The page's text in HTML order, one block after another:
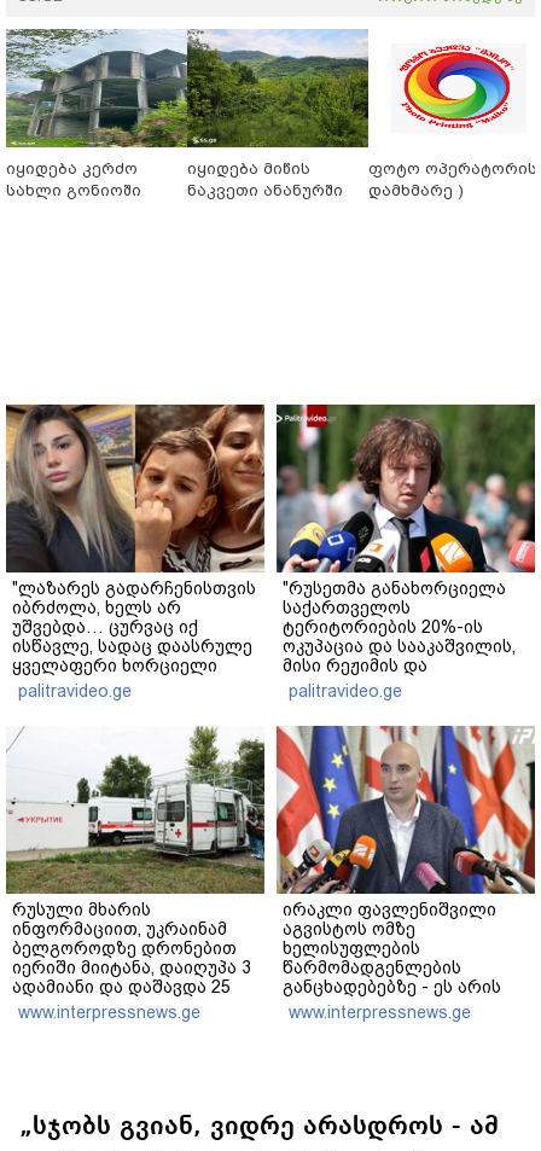
იყიდება კერძო
სახლი გონიოში
იყიდება მიწის
ნაკვეთი ანანურში
ფოტო ოპერატორის
დამხმარე )
"ლაზარეს გადარჩენისთვის
იბრძოლა, ხელს არ
უშვებდა… ცურვაც იქ
ისწავლე, სადაც დაასრულე
ყველაფერი ხორციელი
ცხოვრებიდან" – რას წერს
ხობში დაღუპული დედა-
შვილის ახლობელი?
palitravideo.ge
"რუსეთმა განახორციელა
საქართველოს
ტერიტორიების 20%-ის
ოკუპაცია და სააკაშვილის,
მისი რეჟიმის და
"ნაცმოძრაობის" ღალატი
ვერანაირად ვერ
გადაფარავს ამ
დანაშაულს" - ირაკლი
კობახიძე
palitravideo.ge
რუსული მხარის
ინფორმაციით, უკრაინამ
ბელგოროდზე დრონებით
იერიში მიიტანა, დაიღუპა 3
ადამიანი და დაშავდა 25
www.interpressnews.ge
ირაკლი ფავლენიშვილი
აგვისტოს ომზე
ხელისუფლების
წარმომადგენლების
განცხადებებზე - ეს არის
ეროვნული ინტერესების
აშკარა ღალატი - არავის
www.interpressnews.ge
„სჯობს გვიან, ვიდრე არასდროს - ამ